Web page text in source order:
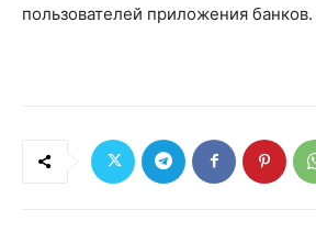
пользователей приложения банков.